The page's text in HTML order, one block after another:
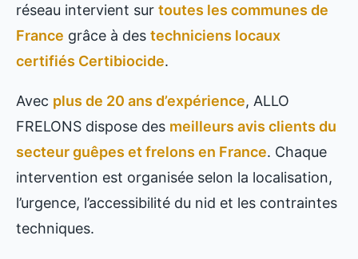
réseau intervient sur toutes les communes de
France grâce à des techniciens locaux
certifiés Certibiocide.
Avec plus de 20 ans d’expérience, ALLO
FRELONS dispose des meilleurs avis clients du
secteur guêpes et frelons en France. Chaque
intervention est organisée selon la localisation,
l’urgence, l’accessibilité du nid et les contraintes
techniques.